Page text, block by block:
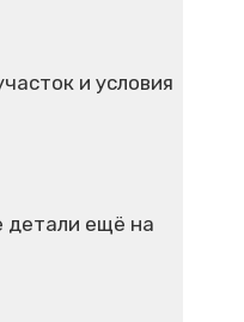
и условия
детали ещё на